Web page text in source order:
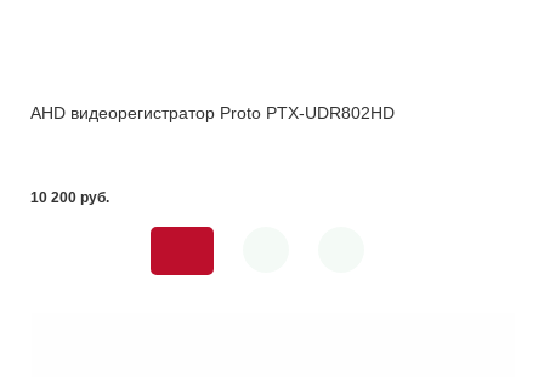
AHD видеорегистратор Proto PTX-UDR802HD
10 200 pуб.